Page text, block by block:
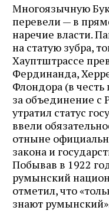
Многоязычную
перевели — в
наречие власти.
на статую зубра,
Хауптштрассе
Фердинанда,
Флондора (в честь
за объединение
утратил статус
ввели
отныне
закона и
Побывав в 1922
румынский
отметил, что
знают